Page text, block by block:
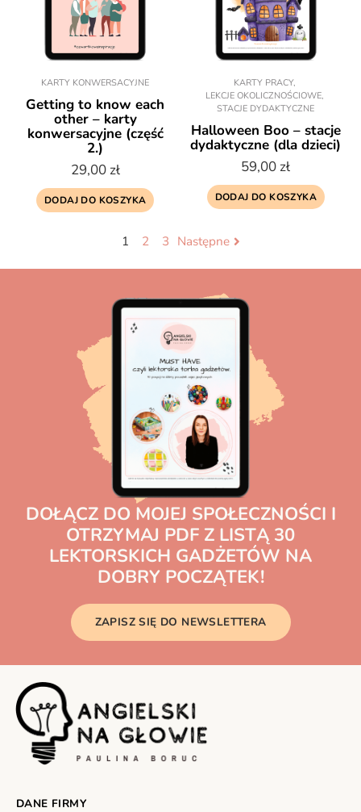
KARTY KONWERSACYJNE
Getting to know each
other – karty
konwersacyjne (część
2.)
29,00 zł
DODAJ DO KOSZYKA
KARTY PRACY,
LEKCJE OKOLICZNOŚCIOWE,
STACJE DYDAKTYCZNE
Halloween Boo – stacje
dydaktyczne (dla dzieci)
59,00 zł
DODAJ DO KOSZYKA
1 2 3 Następne
DOŁĄCZ DO MOJEJ SPOŁECZNOŚCI I
OTRZYMAJ PDF Z LISTĄ 30
LEKTORSKICH GADŻETÓW NA
DOBRY POCZĄTEK!
ZAPISZ SIĘ DO NEWSLETTERA
DANE FIRMY